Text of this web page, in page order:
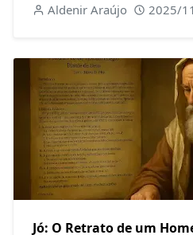
Aldenir Araújo 2025/
Jó: O Retrato de um